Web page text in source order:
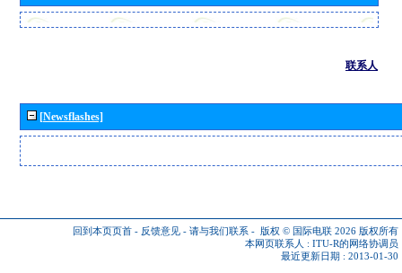
联系人
[Newsflashes]
回到本页页首 - 反馈意见 - 请与我们联系 - 版权 © 国际电联 2026 版权所有
本网页联系人 : ITU-R的网络协调员
最近更新日期 : 2013-01-30